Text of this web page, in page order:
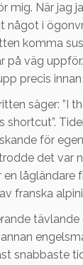
mig. När jag
något i
komma
på väg
precis
säger: ”I
shortcut”.
för
det var
en lågländare
franska
snabbaste